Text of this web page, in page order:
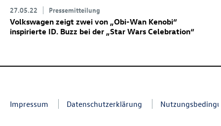
27.05.22 Pressemitteilung
Volkswagen zeigt zwei von „Obi-Wan Kenobi“
inspirierte ID. Buzz bei der „Star Wars Celebration“
Impressum Datenschutzerklärung